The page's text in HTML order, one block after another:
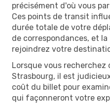
précisément d'où vous
Ces points de transit
durée totale de votre
de correspondances, et
rejoindrez votre
Lorsque vous recherchez
Strasbourg, il est
coût du billet pour
qui façonneront votre